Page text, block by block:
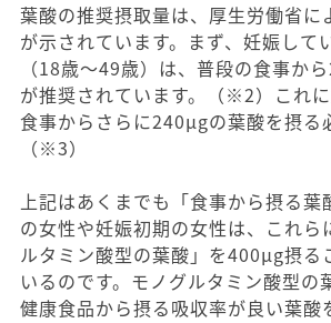
葉酸の推奨摂取量は、厚生労働省に
が示されています。まず、妊娠して
（18歳〜49歳）は、普段の食事か
が推奨されています。（※2）これ
食事からさらに240μgの葉酸を摂る
（※3）
上記はあくまでも「食事から摂る葉
の女性や妊娠初期の女性は、これら
ルタミン酸型の葉酸」を400μg摂る
いるのです。モノグルタミン酸型の
健康食品から摂る吸収率が良い葉酸